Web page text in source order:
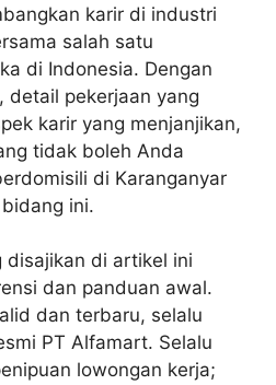
karir di industri
salah satu
di Indonesia. Dengan
detail pekerjaan yang
karir yang menjanjikan,
tidak boleh Anda
di Karanganyar
ini.
disajikan di artikel ini
dan panduan awal.
dan terbaru, selalu
PT Alfamart. Selalu
lowongan kerja;